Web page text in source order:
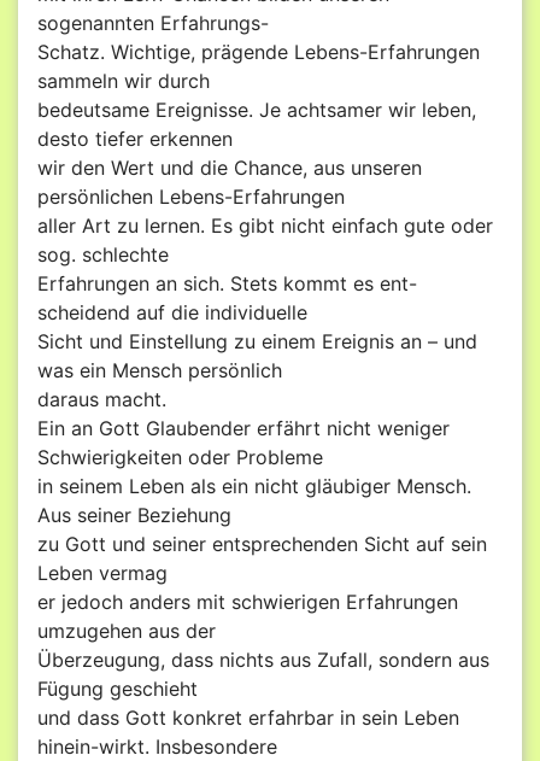
sogenannten Erfahrungs-
Schatz. Wichtige, prägende Lebens-Erfahrungen
sammeln wir durch
bedeutsame Ereignisse. Je achtsamer wir leben,
desto tiefer erkennen
wir den Wert und die Chance, aus unseren
persönlichen Lebens-Erfahrungen
aller Art zu lernen. Es gibt nicht einfach gute oder
sog. schlechte
Erfahrungen an sich. Stets kommt es ent-
scheidend auf die individuelle
Sicht und Einstellung zu einem Ereignis an – und
was ein Mensch persönlich
daraus macht.
Ein an Gott Glaubender erfährt nicht weniger
Schwierigkeiten oder Probleme
in seinem Leben als ein nicht gläubiger Mensch.
Aus seiner Beziehung
zu Gott und seiner entsprechenden Sicht auf sein
Leben vermag
er jedoch anders mit schwierigen Erfahrungen
umzugehen aus der
Überzeugung, dass nichts aus Zufall, sondern aus
Fügung geschieht
und dass Gott konkret erfahrbar in sein Leben
hinein-wirkt. Insbesondere